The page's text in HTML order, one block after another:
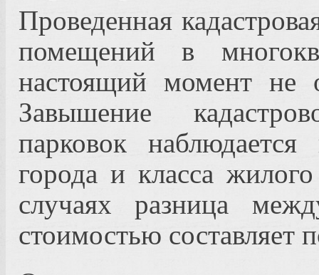
Проведенная
помещений в
настоящий момент не
Завышение
парковок
города и класса
случаях разница
стоимостью составляет